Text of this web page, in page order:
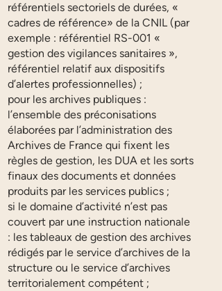
référentiels sectoriels de durées, «
cadres de référence» de la CNIL (par
exemple : référentiel RS-001 «
gestion des vigilances sanitaires »,
référentiel relatif aux dispositifs
d’alertes professionnelles) ;
pour les archives publiques :
l’ensemble des préconisations
élaborées par l’administration des
Archives de France qui fixent les
règles de gestion, les DUA et les sorts
finaux des documents et données
produits par les services publics ;
si le domaine d’activité n’est pas
couvert par une instruction nationale
: les tableaux de gestion des archives
rédigés par le service d’archives de la
structure ou le service d’archives
territorialement compétent ;